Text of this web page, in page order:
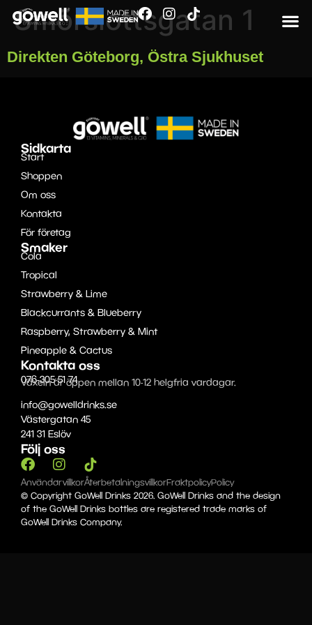
Smörslottsgatan 1
Direkten Göteborg, Östra Sjukhuset
Sidkarta
Start
Shoppen
Om oss
Kontakta
För företag
Smaker
Cola
Tropical
Strawberry & Lime
Blackcurrants & Blueberry
Raspberry, Strawberry & Mint
Pineapple & Cactus
Kontakta oss
076-305 51 74
Växeln är öppen mellan 10-12 helgfria vardagar.
info@gowelldrinks.se
Västergatan 45
241 31 Eslöv
Följ oss
AnvändarvillkorÅterbetalningsvillkorFraktpolicyPolicy
© Copyright GoWell Drinks 2026. GoWell Drinks and the design
of the GoWell Drinks bottles are registered trade marks of
GoWell Drinks Company.